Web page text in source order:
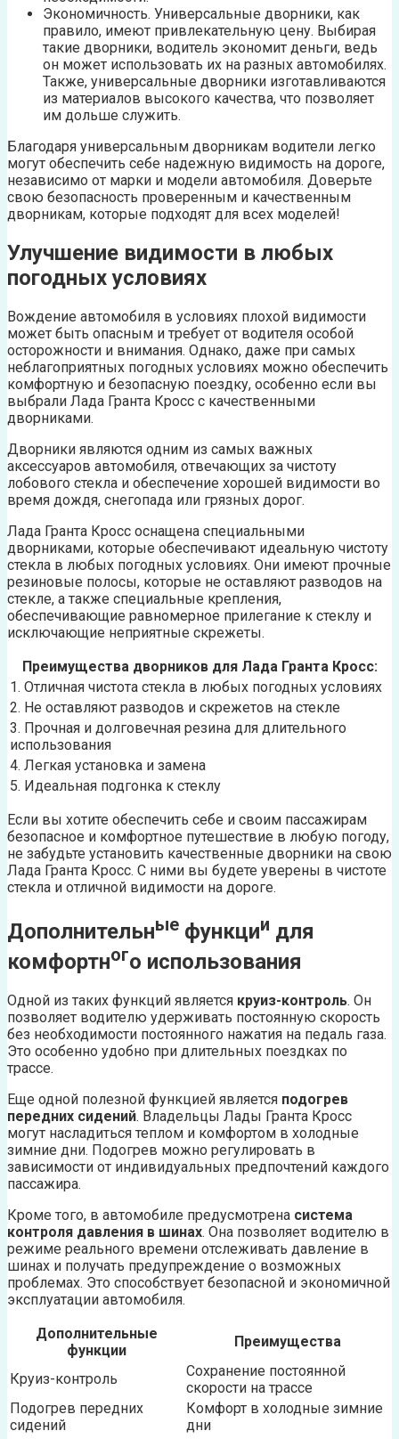
Экономичность. Универсальные дворники, как
правило, имеют привлекательную цену. Выбирая
такие дворники, водитель экономит деньги, ведь
он может использовать их на разных автомобилях.
Также, универсальные дворники изготавливаются
из материалов высокого качества, что позволяет
им дольше служить.
Благодаря универсальным дворникам водители легко
могут обеспечить себе надежную видимость на дороге,
независимо от марки и модели автомобиля. Доверьте
свою безопасность проверенным и качественным
дворникам, которые подходят для всех моделей!
Улучшение видимости в любых
погодных условиях
Вождение автомобиля в условиях плохой видимости
может быть опасным и требует от водителя особой
осторожности и внимания. Однако, даже при самых
неблагоприятных погодных условиях можно обеспечить
комфортную и безопасную поездку, особенно если вы
выбрали Лада Гранта Кросс с качественными
дворниками.
Дворники являются одним из самых важных
аксессуаров автомобиля, отвечающих за чистоту
лобового стекла и обеспечение хорошей видимости во
время дождя, снегопада или грязных дорог.
Лада Гранта Кросс оснащена специальными
дворниками, которые обеспечивают идеальную чистоту
стекла в любых погодных условиях. Они имеют прочные
резиновые полосы, которые не оставляют разводов на
стекле, а также специальные крепления,
обеспечивающие равномерное прилегание к стеклу и
исключающие неприятные скрежеты.
Преимущества дворников для Лада Гранта Кросс:
1. Отличная чистота стекла в любых погодных условиях
2. Не оставляют разводов и скрежетов на стекле
3. Прочная и долговечная резина для длительного
использования
4. Легкая установка и замена
5. Идеальная подгонка к стеклу
Если вы хотите обеспечить себе и своим пассажирам
безопасное и комфортное путешествие в любую погоду,
не забудьте установить качественные дворники на свою
Лада Гранта Кросс. С ними вы будете уверены в чистоте
стекла и отличной видимости на дороге.
Дополнительные функции для
комфортного использования
Одной из таких функций является круиз-контроль. Он
позволяет водителю удерживать постоянную скорость
без необходимости постоянного нажатия на педаль газа.
Это особенно удобно при длительных поездках по
трассе.
Еще одной полезной функцией является подогрев
передних сидений. Владельцы Лады Гранта Кросс
могут насладиться теплом и комфортом в холодные
зимние дни. Подогрев можно регулировать в
зависимости от индивидуальных предпочтений каждого
пассажира.
Кроме того, в автомобиле предусмотрена система
контроля давления в шинах. Она позволяет водителю в
режиме реального времени отслеживать давление в
шинах и получать предупреждение о возможных
проблемах. Это способствует безопасной и экономичной
эксплуатации автомобиля.
Дополнительные
функции
Преимущества
Круиз-контроль
Сохранение постоянной
скорости на трассе
Подогрев передних
сидений
Комфорт в холодные зимние
дни